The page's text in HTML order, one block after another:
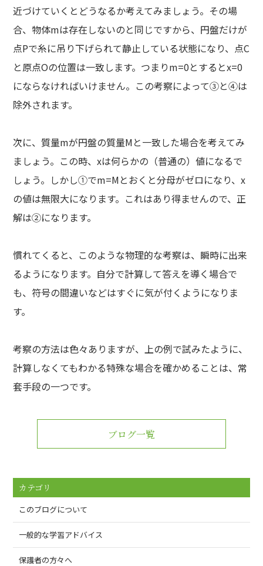
近づけていくとどうなるか考えてみましょう。その場
合、物体mは存在しないのと同じですから、円盤だけが
点Pで糸に吊り下げられて静止している状態になり、点C
と原点Oの位置は一致します。つまりm=0とするとx=0
にならなければいけません。この考察によって③と④は
除外されます。
次に、質量mが円盤の質量Mと一致した場合を考えてみ
ましょう。この時、xは何らかの（普通の）値になるで
しょう。しかし①でm=Mとおくと分母がゼロになり、x
の値は無限大になります。これはあり得ませんので、正
解は②になります。
慣れてくると、このような物理的な考察は、瞬時に出来
るようになります。自分で計算して答えを導く場合で
も、符号の間違いなどはすぐに気が付くようになりま
す。
考察の方法は色々ありますが、上の例で試みたように、
計算しなくてもわかる特殊な場合を確かめることは、常
套手段の一つです。
ブログ一覧
カテゴリ
このブログについて
一般的な学習アドバイス
保護者の方々へ